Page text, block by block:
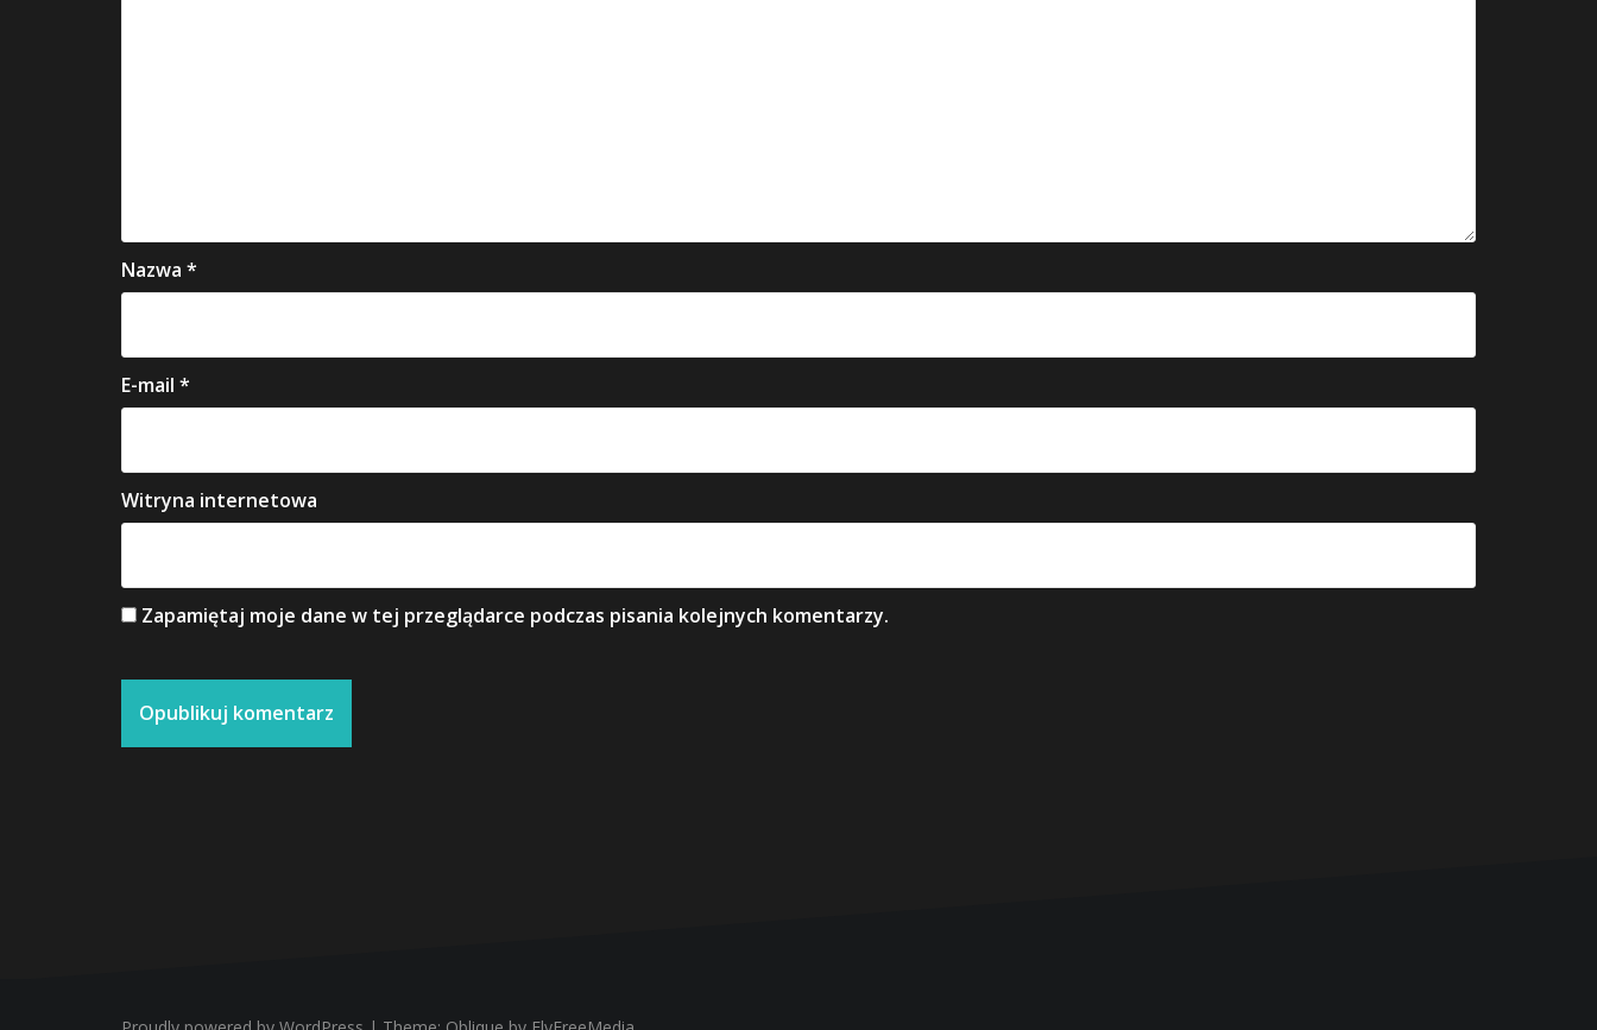
Nazwa *
E-mail *
Witryna internetowa
Zapamiętaj moje dane w tej przeglądarce podczas pisania kolejnych komentarzy.